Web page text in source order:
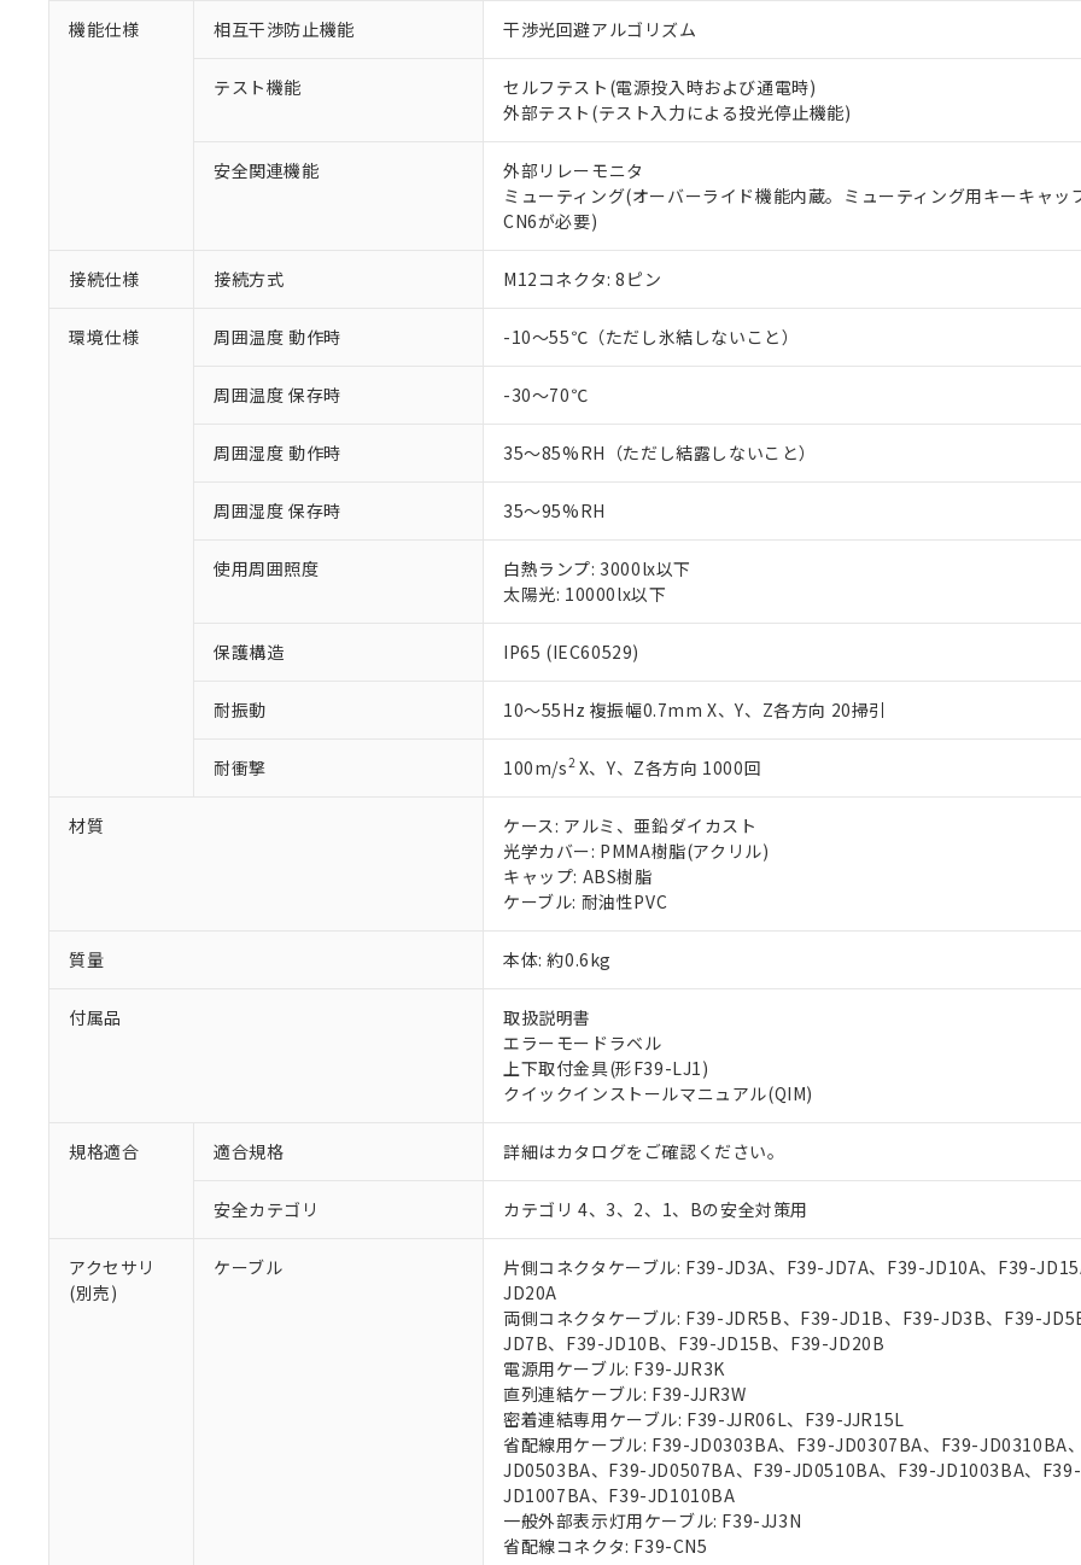
機能仕様 相互干渉防止機能 干渉光回避アルゴリズム
テスト機能
セルフテスト(電源投入時および通電時)
外部テスト(テスト入力による投光停止機能)
安全関連機能
外部リレーモニタ
ミューティング(オーバーライド機能内蔵。ミューティング用キーキャッ
CN6が必要)
接続仕様 接続方式 M12コネクタ: 8ピン
環境仕様 周囲温度 動作時 -10～55℃（ただし氷結しないこと）
周囲温度 保存時 -30～70℃
周囲湿度 動作時 35～85%RH（ただし結露しないこと）
周囲湿度 保存時 35～95%RH
使用周囲照度
白熱ランプ: 3000lx以下
太陽光: 10000lx以下
保護構造 IP65 (IEC60529)
耐振動 10～55Hz 複振幅0.7mm X、Y、Z各方向 20掃引
耐衝撃 100m/s2X、Y、Z各方向 1000回
材質
ケース: アルミ、亜鉛ダイカスト
光学カバー: PMMA樹脂(アクリル)
キャップ: ABS樹脂
ケーブル: 耐油性PVC
質量 本体: 約0.6kg
付属品
取扱説明書
エラーモードラベル
上下取付金具(形F39-LJ1)
クイックインストールマニュアル(QIM)
規格適合 適合規格 詳細はカタログをご確認ください。
安全カテゴリ カテゴリ 4、3、2、1、Bの安全対策用
アクセサリ
(別売)
ケーブル
片側コネクタケーブル: F39-JD3A、F39-JD7A、F39-JD10A、F39-
JD20A
両側コネクタケーブル: F39-JDR5B、F39-JD1B、F39-JD3B、F39-
JD7B、F39-JD10B、F39-JD15B、F39-JD20B
電源用ケーブル: F39-JJR3K
直列連結ケーブル: F39-JJR3W
密着連結専用ケーブル: F39-JJR06L、F39-JJR15L
省配線用ケーブル: F39-JD0303BA、F39-JD0307BA、F39-JD0310BA
JD0503BA、F39-JD0507BA、F39-JD0510BA、F39-JD1003BA、F39-
JD1007BA、F39-JD1010BA
一般外部表示灯用ケーブル: F39-JJ3N
省配線コネクタ: F39-CN5
オムロン制御機器販売店や当社販売拠点は「
在庫状況および標準価格結果を当社の事前の承諾なく第三者に漏洩または開示し
マイパーツ機能（部品リスト作成サービス）をご利用いただくには、I-Webメンバ
ている必要があります。
お客様が当ウェブサイト上で当社にご登録された部品リストについて、当社およ
が、当社の製品・サービスに関するお客様との取引・商談に必要な範囲で利用す
※当社の共同利用者とは、
部品在庫の切り替え状況などにより、予定月が前後することがあります。
※3 非含有証明書ダウンロード
下記の非含有証明書をダウンロードすることができます。
EU RoHS指令（10物質）の非含有証明書
51物質の非含有証明書（当社基準）
※本証明書は発行日時点で非含有を証明するもので、過去に遡って非含有を証明するも
また、RoHS指令のフタル酸エステル類４物質の対応では、対応完了までの期間は出
混在することから備考欄に対応日を記載しておりました。
既に当社にて対応品への在庫切替を完了していることから、特段のことがない限り、
り割愛しております。
※2 環境保護使用期限
「ｅ」：有害物質（10物質）のすべてが基準値以下であることを示します。
「10」：通常の使用状況下において有害物質が外部に漏えいし、環境に深刻な影響を及
「－」：未確認です。当社販売部門へお問い合わせください。
また当社は、販売先および販売に係わる関係者が違法に輸出するおそれがある場
たしません。
合意する キャンセル
機器販売店・当社販売員にご確認ください)